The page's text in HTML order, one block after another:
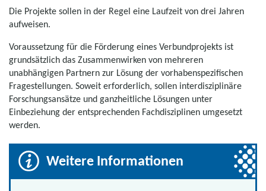
Die Projekte sollen in der Regel eine Laufzeit von drei Jahren
aufweisen.
Voraussetzung für die Förderung eines Verbundprojekts ist
grundsätzlich das Zusammenwirken von mehreren
unabhängigen Partnern zur Lösung der vorhabenspezifischen
Fragestellungen. Soweit erforderlich, sollen interdisziplinäre
Forschungsansätze und ganzheitliche Lösungen unter
Einbeziehung der entsprechenden Fachdisziplinen umgesetzt
werden.
Weitere Informationen